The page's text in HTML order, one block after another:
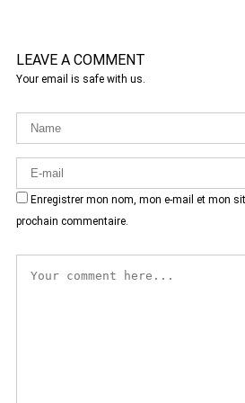
LEAVE A COMMENT
Your email is safe with us.
Enregistrer mon nom, mon e-mail et mon
prochain commentaire.